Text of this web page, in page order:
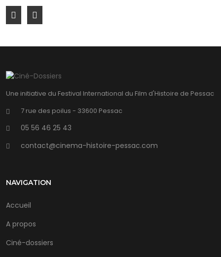
Une initiative du Festival International du Film d'Histoire de Pessac
7 rue des poilus - 33600 Pessac
05 56 46 25 43
contact@cinema-histoire-pessac.com
NAVIGATION
Accueil
A propos
Ciné-dossiers